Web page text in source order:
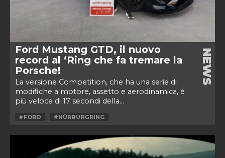
Ford Mustang GTD, il nuovo
record al ‘Ring che fa tremare la
Porsche!
La versione Competition, che ha una serie di
modifiche a motore, assetto e aerodinamica, è
più veloce di 17 secondi della...
NEWS
#FORD #NÜRBURGRING